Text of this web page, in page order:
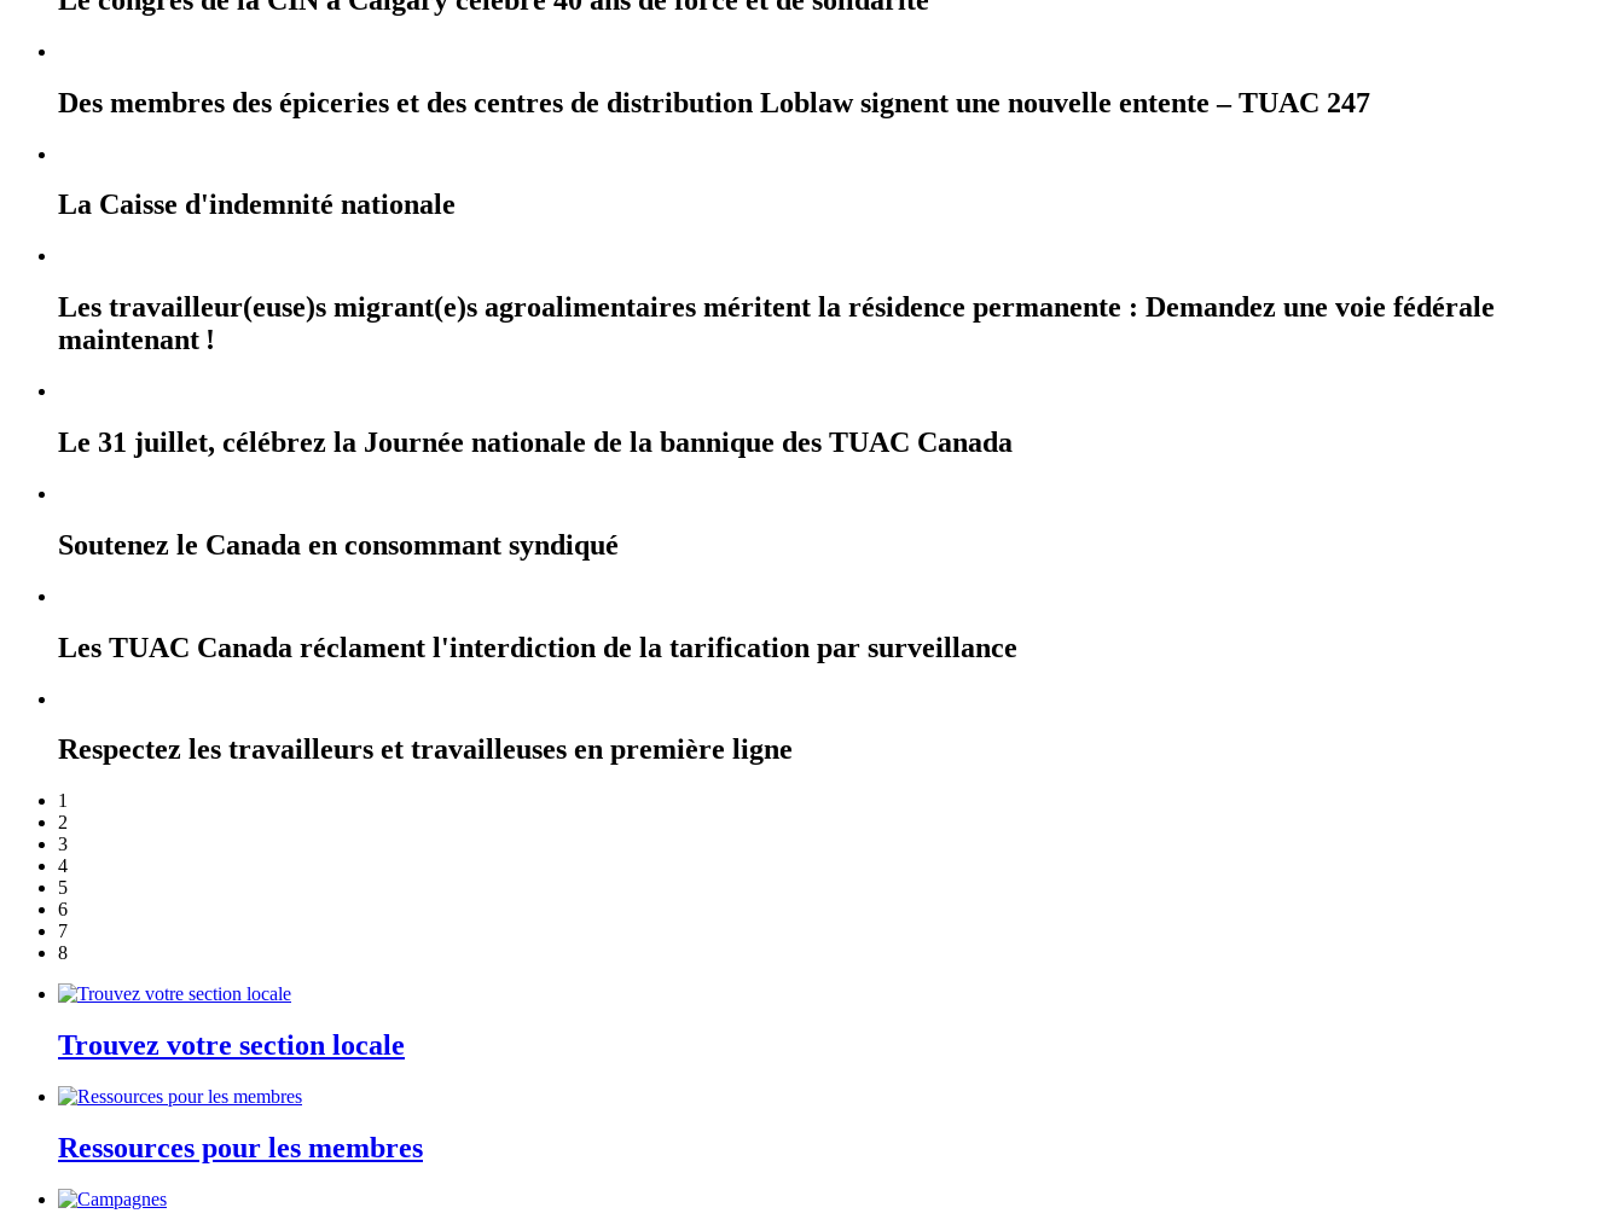
Des membres des épiceries et des centres de distribution Loblaw signent une nouvelle entente – TUAC 247
La Caisse d'indemnité nationale
Les travailleur(euse)s migrant(e)s agroalimentaires méritent la résidence permanente : Demandez une voie fédérale
maintenant !
Le 31 juillet, célébrez la Journée nationale de la bannique des TUAC Canada
Soutenez le Canada en consommant syndiqué
Les TUAC Canada réclament l'interdiction de la tarification par surveillance
Respectez les travailleurs et travailleuses en première ligne
1
2
3
4
5
6
7
8
Trouvez votre section locale
Ressources pour les membres